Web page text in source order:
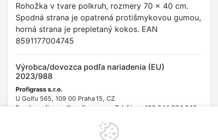
Rohožka v tvare polkruh, rozmery 70 x 40 cm.
Spodná strana je opatrená protišmykovou gumou,
horná strana je prepletaný kokos. EAN
8591177004745
Výrobca/dovozca podľa nariadenia (EU)
2023/988
Profigrass s.r.o.
U Golfu 565, 109 00 Praha 15, CZ
Email: profigrass@profigrass.cz Telefón: +420 544 234 046